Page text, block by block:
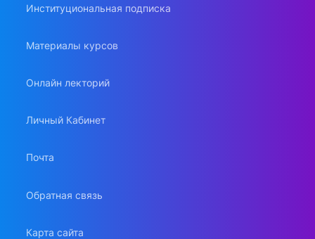
Институциональная подписка
Материалы курсов
Онлайн лекторий
Личный Кабинет
Почта
Обратная связь
Карта сайта